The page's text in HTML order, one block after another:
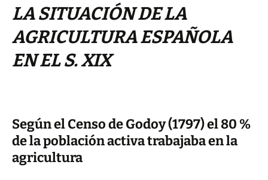
LA SITUACIÓN DE LA
AGRICULTURA ESPAÑOLA
EN EL S. XIX
Según el Censo de Godoy (1797) el 80 %
de la población activa trabajaba en la
agricultura